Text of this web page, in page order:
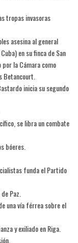
tropas invasoras
asesina al general
en su finca de San
la Cámara como
Betancourt.
inicia su segundo
se libra un combate
bóeres.
funda el Partido
Paz.
una vía férrea sobre el
y exiliado en Riga.